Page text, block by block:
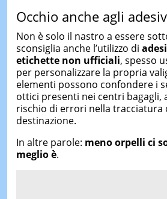
Occhio anche agli
Non èsolo il nastro a essere
sconsiglia anche l’utilizzo di
etichette non ufficiali, spesso
per personalizzare la propria
elementi possono confondere i
ottici presenti nei centri bagagli,
rischio di errori nella tracciatura
destinazione.
In altre parole: menoorpelli ci
meglioè.